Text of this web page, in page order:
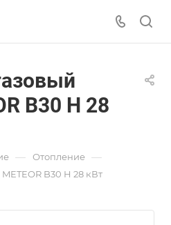
B30 H 28
— Отопление —
B30 H 28 кВт